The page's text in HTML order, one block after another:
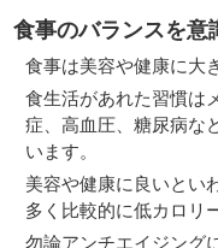
食事のバランスを意
食事は美容や健康に大
食生活があれた習慣は
症、高血圧、糖尿病な
います。
美容や健康に良いとい
多く比較的に低カロリ
勿論アンチエイジング